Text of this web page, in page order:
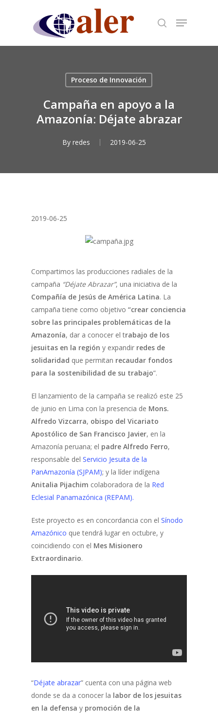
content
Proceso de Innovación
Campaña en apoyo a la
Amazonía: Déjate abrazar
By redes 2019-06-25
2019-06-25
Compartimos las producciones radiales de la
campaña “Déjate Abrazar”, una iniciativa de la
Compañía de Jesús de América Latina. La
campaña tiene como objetivo “crear conciencia
sobre las principales problemáticas de la
Amazonía, dar a conocer el trabajo de los
jesuitas en la región y expandir redes de
solidaridad que permitan recaudar fondos
para la sostenibilidad de su trabajo”.
El lanzamiento de la campaña se realizó este 25
de junio en Lima con la presencia de Mons.
Alfredo Vizcarra, obispo del Vicariato
Apostólico de San Francisco Javier, en la
Amazonía peruana; el padre Alfredo Ferro,
responsable del Servicio Jesuita de la
PanAmazonía (SJPAM); y la líder indígena
Anitalia Pijachim colaboradora de la Red
Eclesial Panamazónica (REPAM).
Este proyecto es en concordancia con el Sínodo
Amazónico que tendrá lugar en octubre, y
coincidiendo con el Mes Misionero
Extraordinario.
“Déjate abrazar” cuenta con una página web
donde se da a conocer la labor de los jesuitas
en la defensa y promoción de la